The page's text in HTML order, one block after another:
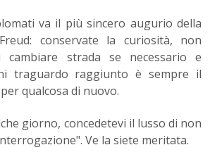
va il più sincero augurio della
conservate la curiosità, non
strada se necessario e
traguardo raggiunto è sempre il
qualcosa di nuovo.
giorno, concedetevi il lusso di non
Ve la siete meritata.